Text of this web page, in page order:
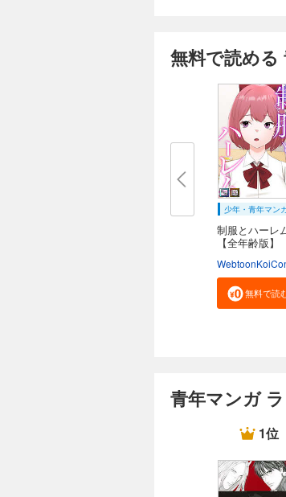
無料で読める
少年・青年マン
制服とハーレ
【全年齢版】
無料で読
青年マンガ
1位